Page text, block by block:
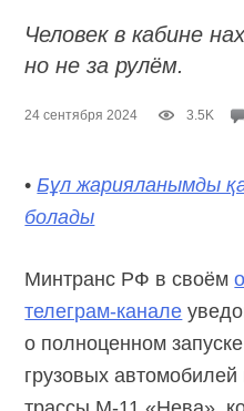
Человек в кабине
но не за рулём.
24 сентября 2024 3.5K
•Бұл жарияланымды
болады
Минтранс РФ в своём
телеграм-канале
о полноценном
грузовых